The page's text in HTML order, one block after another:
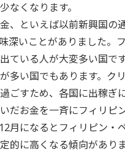
なくなります。
、といえば以前新興国の
深いことがありました。
ている人が大変多い国で
多い国でもあります。ク
ごすため、各国に出稼ぎ
だお金を一斉にフィリピ
月になるとフィリピン・
的に高くなる傾向があり